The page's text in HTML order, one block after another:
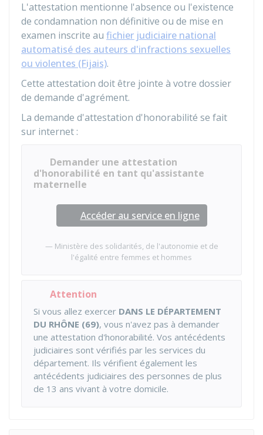
L'attestation mentionne l'absence ou l'existence
de condamnation non définitive ou de mise en
examen inscrite au fichier judiciaire national
automatisé des auteurs d'infractions sexuelles
ou violentes (Fijais).
Cette attestation doit être jointe à votre dossier
de demande d'agrément.
La demande d'attestation d'honorabilité se fait
sur internet :
Demander une attestation
d'honorabilité en tant qu'assistante
maternelle
Accéder au service en ligne
Ministère des solidarités, de l'autonomie et de
l'égalité entre femmes et hommes
Attention
Si vous allez exercer DANS LE DÉPARTEMENT
DU RHÔNE (69), vous n'avez pas à demander
une attestation d'honorabilité. Vos antécédents
judiciaires sont vérifiés par les services du
département. Ils vérifient également les
antécédents judiciaires des personnes de plus
de 13 ans vivant à votre domicile.